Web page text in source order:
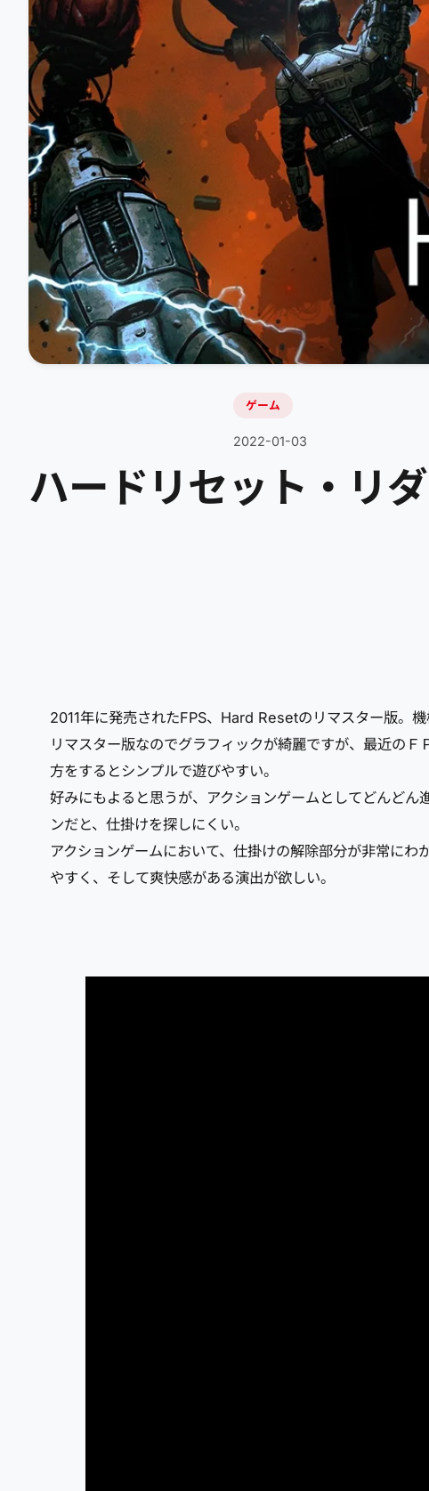
ゲーム
2022-01-03
ハードリセット・リ
2011年に発売されたFPS、Hard Resetのリマスター版。
リマスター版なのでグラフィックが綺麗ですが、最近の
方をするとシンプルで遊びやすい。
好みにもよると思うが、アクションゲームとしてどんど
ンだと、仕掛けを探しにくい。
アクションゲームにおいて、仕掛けの解除部分が非常に
やすく、そして爽快感がある演出が欲しい。